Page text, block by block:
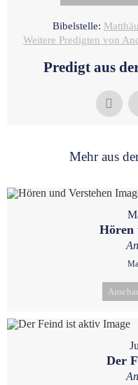
Bibelstelle:
Weitere Predigten von
Predigt aus
Mehr aus
Hören
Der